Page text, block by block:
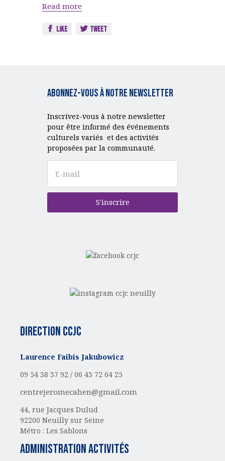
Read more
Like Tweet
Abonnez-vous à notre Newsletter
Inscrivez-vous à notre newsletter
pour être informé des événements
culturels variés et des activités
proposées par la communauté.
S'inscrire
Direction CCJC
Laurence Faibis Jakubowicz
09 54 38 37 92 / 06 43 72 64 25
centrejeromecahen@gmail.com
44, rue Jacques Dulud
92200 Neuilly sur Seine
Métro : Les Sablons
administration activités